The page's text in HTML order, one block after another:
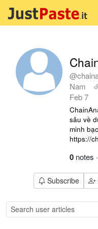
Nam
Feb 7
sâu về
minh
https://
0 notes ·
Subscribe